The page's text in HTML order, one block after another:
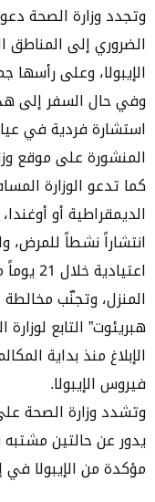
وتجدد وزارة الصحة
الضروري إلى
الإيبولا، وعلى رأسها
وفي حال السفر إلى
استشارة فردية في
المنشورة على موقع
كما تدعو الوزارة
الديمقراطية أو
انتشاراً نشطاً
المنزل، وتجنّب مخالطة
الإبلاغ منذ بداية
فيروس الإيبولا.
وتشدد وزارة الصحة
يدور عن حالتين
مؤكدة من الإيبولا في